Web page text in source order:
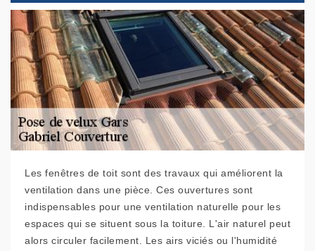
Les fenêtres de toit sont des travaux qui améliorent la
ventilation dans une pièce. Ces ouvertures sont
indispensables pour une ventilation naturelle pour les
espaces qui se situent sous la toiture. L'air naturel peut
alors circuler facilement. Les airs viciés ou l'humidité